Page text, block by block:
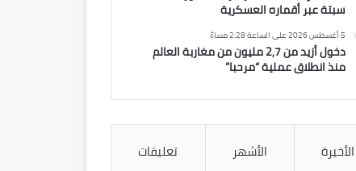
سبتة عبر أقماره العسكرية
5 أغسطس 2026 على الساعة 2:28 مساءً
دخول أزيد من 2,7 مليون من مغاربة العالم
منذ انطلاق عملية “مرحبا”
الأخيرة الأشهر تعليقات